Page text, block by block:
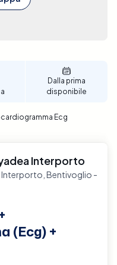
Dalla prima
disponibile
Ecg
Interporto
Interporto, Bentivoglio -
(Ecg) +